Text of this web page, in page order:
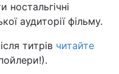
ностальгічні
аудиторії фільму.
титрів читайте